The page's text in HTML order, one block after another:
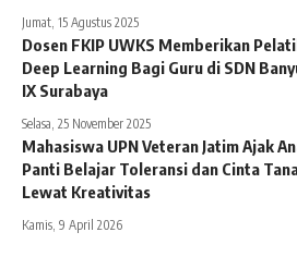
Jumat, 15 Agustus 2025
Dosen FKIP UWKS Memberikan
Deep Learning Bagi Guru di SDN
IX Surabaya
Selasa, 25 November 2025
Mahasiswa UPN Veteran Jatim Ajak
Panti Belajar Toleransi dan Cinta
Lewat Kreativitas
Kamis, 9 April 2026